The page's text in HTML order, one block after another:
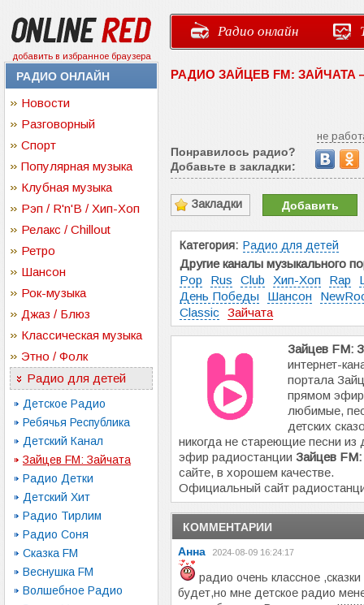
добавить в избранное браузера
Радио онлайн
РАДИО ОНЛАЙН
Новости
Разговорный
Спорт
Популярная музыка
Клубная музыка
Рэп / R'n'B / Хип-Хоп
Релакс / Chillout
Ретро
Шансон
Рок-музыка
Джаз / Блюз
Классическая музыка
Этно / Фолк
Радио для детей
Детское Радио
Ребячья Республика
Детский Канал
Зайцев FM: Зайчата
Радио Детки
Детский Хит
Радио Тирлим
Радио Соня
Сказка FM
Веснушка FM
Волшебное Радио
РАДИО ЗАЙЦЕВ FM:
не
Понравилось радио?
Добавьте в закладки:
Закладки Добавить
Категория: Радио для детей
Другие каналы музыкального
Pop
Rus Club Хип-Хоп Rap
День Победы
Шансон
Classic Зайчата
Зайцев FM:
интернет-
портала
прямом
любимые,
детских
никогда не стареющие песни
эфир радиостанции Зайцев FM:
сайте, в хорошем качестве.
Официальный сайт
КОММЕНТАРИИ
Анна
2024-08-09 16:24:17
радио очень классное
будет,но мне детское радио